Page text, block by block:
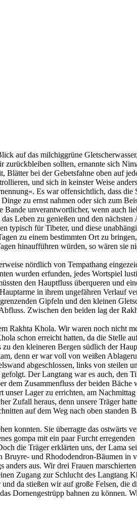
auf das milchiggrüne
sollten, ernannte sich
bei der Gebetsfahne oben auf
und sich in keinster Weise
Es war offensichtlich, dass die
zu ernst nahmen oder sich zum
unverantwortlicher, wenn auch
Leben zu genießen und den
typisch für Tibeter, und diese
zu einem bestimmten Ort zu
hinaufführen würden, so wären sie
nördlich von Tempathang
wurden erfunden, jedes Wortspiel
den Hauptfluss überqueren und
in ihrem ungefähren Verlauf
Gipfeln und den kleinen
Zwischen den beiden lag der
Khola. Wir waren noch nicht
schon erreicht hatten, da die Stelle
den kleineren Bergen südlich der
denn er war voll von weißen
abgeschlossen, links von steilen
Der Langtang war es auch, den
Zusammenfluss der beiden
Lager zu errichten, am
Zufall heraus, denn unsere Träger
auf dem Weg nach oben standen
konnten. Sie überragte das ostwärts
gompa mit ein paar Furcht
die Träger erklärten uns, der Lama
und Rhododendron-Bäumen in
aus. Wir drei Frauen
Zugang zur Schlucht des
da stießen wir auf große Felsen, die
Dornengestrüpp bahnen zu können.